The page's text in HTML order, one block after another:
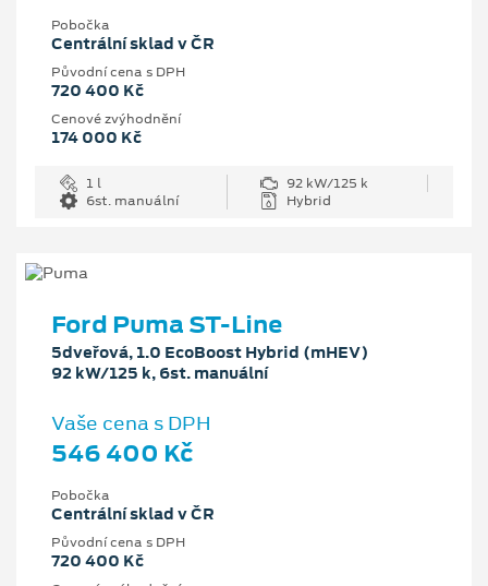
Pobočka
Centrální sklad v ČR
Původní cena s DPH
720 400 Kč
Cenové zvýhodnění
174 000 Kč
1 l
92 kW/125 k
6st. manuální
Hybrid
Ford Puma ST-Line
5dveřová, 1.0 EcoBoost Hybrid (mHEV)
92 kW/125 k, 6st. manuální
Vaše cena s DPH
546 400 Kč
Pobočka
Centrální sklad v ČR
Původní cena s DPH
720 400 Kč